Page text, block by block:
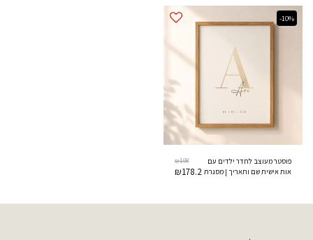
-10%
פוסטר מעוצב לחדר ילדים עם
אות אישית שם ותאריך | מסגרת
₪198
₪178.2